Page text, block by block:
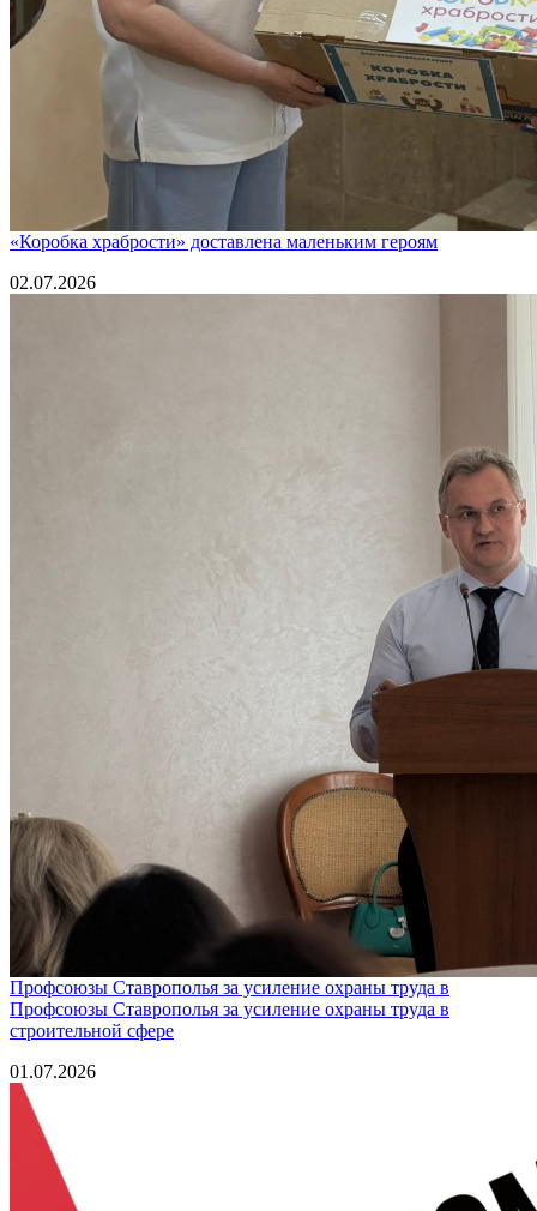
«Коробка храбрости» доставлена маленьким героям
02.07.2026
Профсоюзы Ставрополья за усиление охраны труда в
Профсоюзы Ставрополья за усиление охраны труда в
строительной сфере
01.07.2026